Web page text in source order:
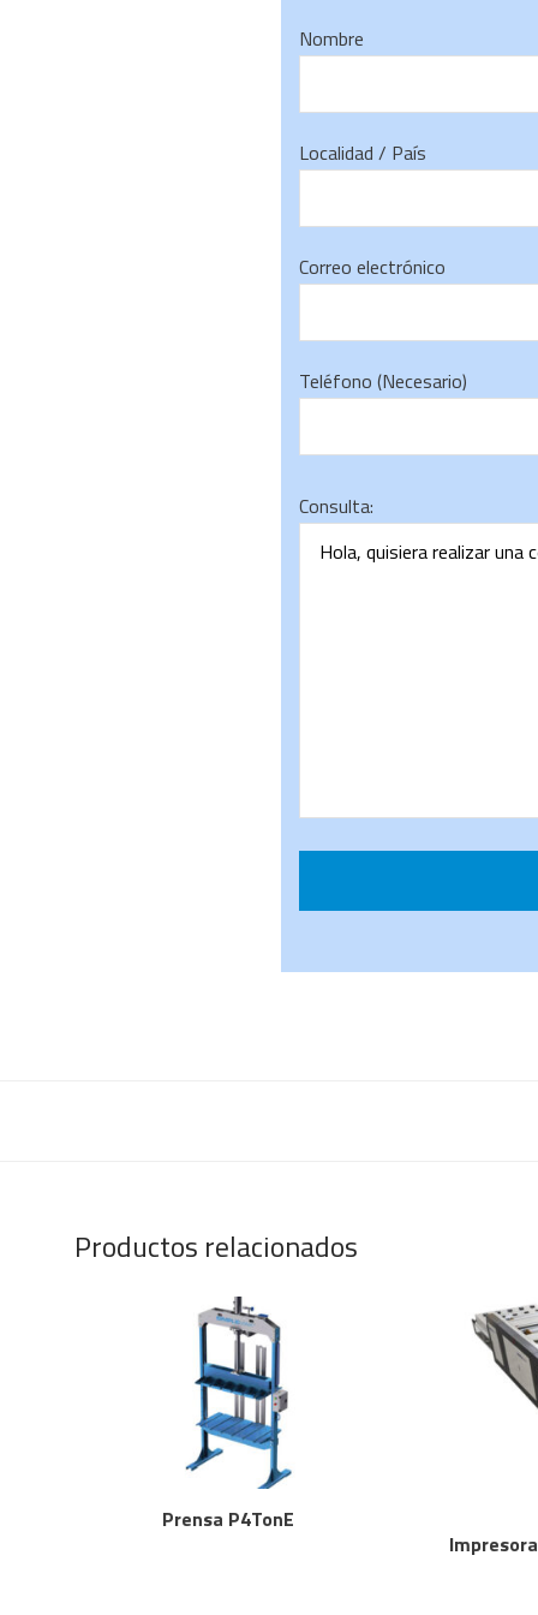
Nombre
Localidad / País
Correo electrónico
Teléfono (Necesario)
Consulta:
Productos relacionados
Prensa P4TonE